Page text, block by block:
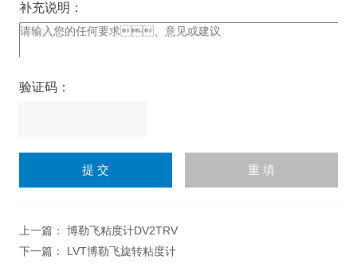
补充说明：
验证码：
上一篇： 博勒飞粘度计DV2TRV
下一篇： LVT博勒飞旋转粘度计